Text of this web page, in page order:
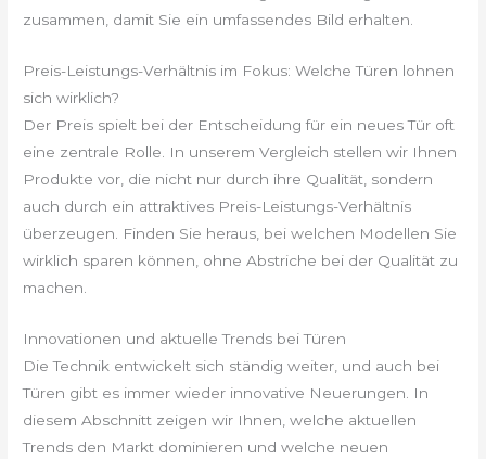
zusammen, damit Sie ein umfassendes Bild erhalten.
Preis-Leistungs-Verhältnis im Fokus: Welche Türen lohnen
sich wirklich?
Der Preis spielt bei der Entscheidung für ein neues Tür oft
eine zentrale Rolle. In unserem Vergleich stellen wir Ihnen
Produkte vor, die nicht nur durch ihre Qualität, sondern
auch durch ein attraktives Preis-Leistungs-Verhältnis
überzeugen. Finden Sie heraus, bei welchen Modellen Sie
wirklich sparen können, ohne Abstriche bei der Qualität zu
machen.
Innovationen und aktuelle Trends bei Türen
Die Technik entwickelt sich ständig weiter, und auch bei
Türen gibt es immer wieder innovative Neuerungen. In
diesem Abschnitt zeigen wir Ihnen, welche aktuellen
Trends den Markt dominieren und welche neuen